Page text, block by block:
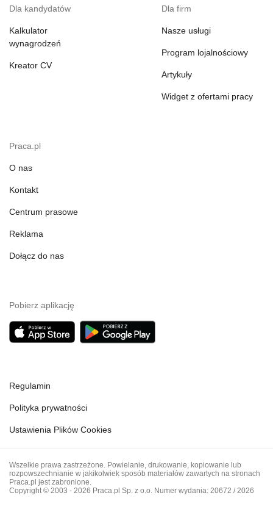
Dla kandydatów
Kalkulator
wynagrodzeń
Kreator CV
Dla firm
Nasze usługi
Program lojalnościowy
Artykuły
Widget z ofertami pracy
Praca.pl
O nas
Kontakt
Centrum prasowe
Reklama
Dołącz do nas
Pobierz aplikację
Regulamin
Polityka prywatności
Ustawienia Plików Cookies
Wszelkie prawa zastrzeżone. Powielanie, drukowanie, kopiowanie lub
rozpowszechnianie w jakikolwiek sposób materiałów zawartych na stronach
Praca.pl jest zabronione.
Copyright © 2003 - 2026 Praca.pl Sp. z o.o. Numer wydania: 20672 / 2026